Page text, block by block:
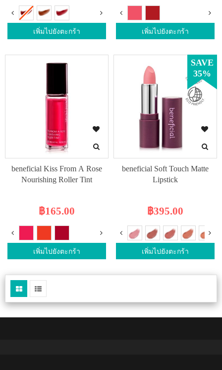
เพิ่มไปยังตะกร้า เพิ่มไปยังตะกร้า
beneficial Kiss From A Rose
Nourishing Roller Tint
฿165.00
เพิ่มไปยังตะกร้า
SAVE
35%
beneficial Soft Touch Matte
Lipstick
฿395.00
เพิ่มไปยังตะกร้า